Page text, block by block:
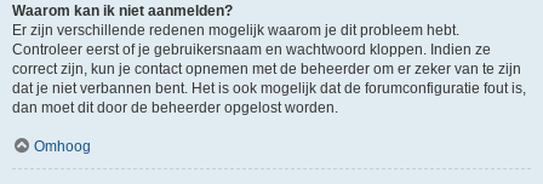
Waarom kan ik niet aanmelden?
Er zijn verschillende redenen mogelijk waarom je dit probleem hebt.
Controleer eerst of je gebruikersnaam en wachtwoord kloppen. Indien ze
correct zijn, kun je contact opnemen met de beheerder om er zeker van te zijn
dat je niet verbannen bent. Het is ook mogelijk dat de forumconfiguratie fout is,
dan moet dit door de beheerder opgelost worden.
Omhoog